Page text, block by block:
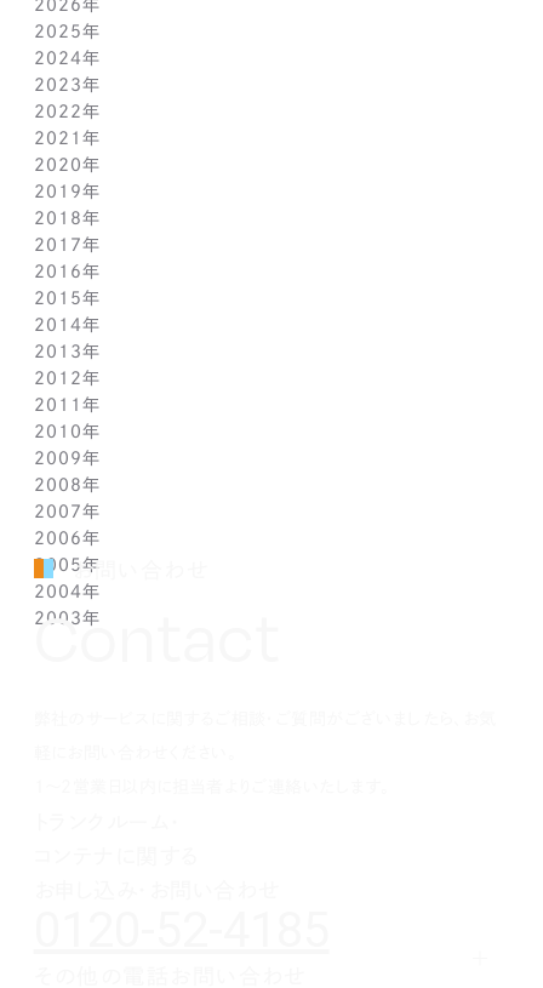
2026年
7月(1)
6月(1)
5月(1)
4月(1)
3月(1)
2月(1)
1月(1)
2025年
12月(1)
11月(1)
10月(1)
9月(1)
8月(1)
7月(1)
6月(1)
5月(1)
4月(1)
3月(1)
2月(1)
1月(2)
2024年
11月(1)
10月(1)
9月(1)
8月(1)
7月(1)
6月(1)
5月(1)
4月(1)
3月(1)
2月(1)
1月(2)
2023年
11月(1)
10月(1)
9月(1)
8月(1)
7月(1)
6月(1)
5月(1)
4月(1)
3月(1)
2月(1)
1月(2)
2022年
11月(1)
10月(1)
9月(1)
8月(1)
7月(1)
6月(1)
5月(1)
4月(1)
3月(2)
1月(2)
2021年
11月(1)
10月(1)
9月(1)
8月(1)
7月(1)
6月(1)
5月(1)
4月(1)
3月(1)
2月(1)
1月(2)
2020年
11月(2)
9月(2)
7月(1)
6月(2)
5月(2)
4月(3)
3月(2)
2月(1)
2019年
12月(2)
10月(1)
9月(2)
7月(1)
6月(2)
4月(1)
3月(1)
2月(1)
1月(1)
2018年
12月(1)
11月(1)
10月(1)
9月(2)
8月(1)
7月(1)
5月(1)
4月(1)
3月(1)
2月(1)
1月(1)
2017年
12月(1)
11月(1)
10月(1)
9月(1)
8月(1)
7月(1)
6月(1)
5月(1)
4月(1)
3月(1)
2月(1)
1月(1)
2016年
12月(1)
11月(1)
10月(1)
9月(1)
8月(1)
7月(1)
6月(1)
5月(1)
4月(1)
3月(1)
2月(1)
1月(1)
2015年
12月(1)
11月(1)
10月(1)
9月(1)
8月(1)
7月(1)
6月(1)
5月(1)
4月(1)
3月(1)
2月(1)
1月(1)
2014年
12月(1)
11月(1)
10月(1)
9月(1)
8月(1)
7月(1)
6月(1)
5月(1)
4月(1)
3月(1)
2月(1)
2013年
12月(1)
11月(1)
10月(1)
9月(1)
8月(1)
7月(1)
6月(1)
5月(1)
4月(1)
3月(1)
2012年
12月(1)
11月(1)
10月(1)
9月(1)
8月(1)
7月(1)
6月(1)
5月(1)
4月(1)
2011年
12月(1)
11月(1)
10月(1)
9月(1)
8月(1)
7月(1)
6月(1)
5月(1)
2010年
12月(1)
11月(1)
10月(1)
9月(1)
8月(1)
7月(1)
6月(1)
2009年
12月(1)
11月(1)
10月(1)
9月(1)
8月(1)
7月(1)
2008年
12月(1)
11月(1)
10月(1)
9月(1)
8月(1)
2007年
12月(1)
11月(1)
10月(1)
9月(1)
2006年
12月(1)
11月(1)
10月(1)
2005年
12月(1)
11月(1)
2004年
12月(1)
2003年
お問い合わせ
Contact